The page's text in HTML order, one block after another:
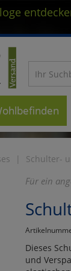
Schulter-
Für ein
Dieses
und